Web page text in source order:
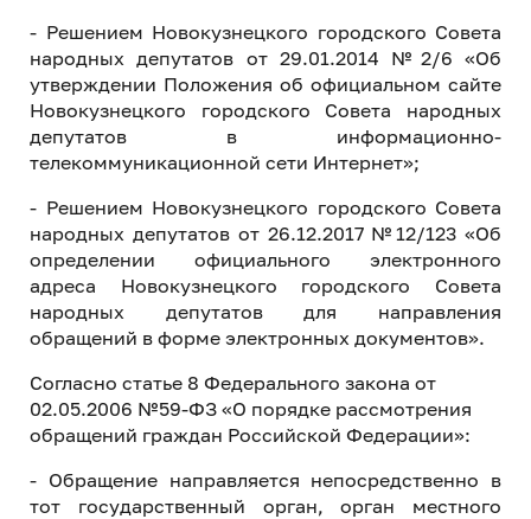
- Решением Новокузнецкого городского Совета
народных депутатов от 29.01.2014 №2/6 «Об
утверждении Положения об официальном сайте
Новокузнецкого городского Совета народных
депутатов в информационно-
телекоммуникационной сети Интернет»;
- Решением Новокузнецкого городского Совета
народных депутатов от 26.12.2017 №12/123 «Об
определении официального электронного
адреса Новокузнецкого городского Совета
народных депутатов для направления
обращений в форме электронных документов».
Согласно статье 8 Федерального закона от
02.05.2006 №59-ФЗ «О порядке рассмотрения
обращений граждан Российской Федерации»:
- Обращение направляется непосредственно в
тот государственный орган, орган местного